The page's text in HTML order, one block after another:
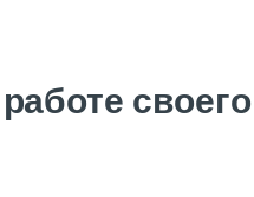
своего